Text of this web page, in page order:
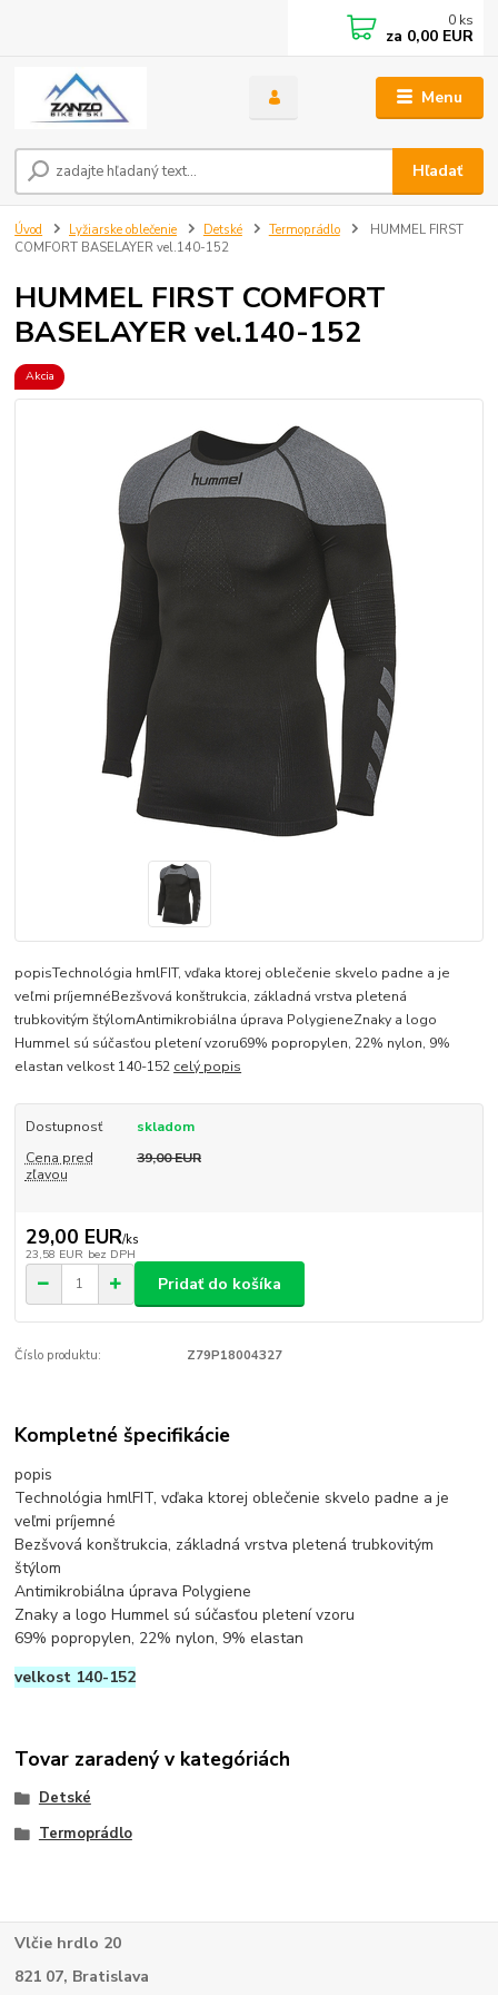
Menu
Hľadať
0 ks
za 0,00 EUR
Úvod Lyžiarske oblečenie Detské Termoprádlo
HUMMEL FIRST
COMFORT BASELAYER vel.140-152
HUMMEL FIRST COMFORT
BASELAYER vel.140-152
Akcia
popisTechnológia hmlFIT, vďaka ktorej oblečenie skvelo padne a je
veľmi príjemnéBezšvová konštrukcia, základná vrstva pletená
trubkovitým štýlomAntimikrobiálna úprava PolygieneZnaky a logo
Hummel sú súčasťou pletení vzoru69% popropylen, 22% nylon, 9%
elastan velkost 140-152 celý popis
Dostupnosť
skladom
Cena pred
zľavou
39,00 EUR
29,00 EUR/ks
23,58 EUR bez DPH
Pridať do košíka
Číslo produktu: Z79P18004327
Kompletné špecifikácie
popis
Technológia hmlFIT, vďaka ktorej oblečenie skvelo padne a je
veľmi príjemné
Bezšvová konštrukcia, základná vrstva pletená trubkovitým
štýlom
Antimikrobiálna úprava Polygiene
Znaky a logo Hummel sú súčasťou pletení vzoru
69% popropylen, 22% nylon, 9% elastan
velkost 140-152
Tovar zaradený v kategóriách
Detské
Termoprádlo
Vlčie hrdlo 20
821 07, Bratislava